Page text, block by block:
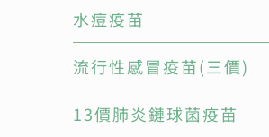
水痘疫苗
流行性感冒疫苗(三價)
13價肺炎鏈球菌疫苗